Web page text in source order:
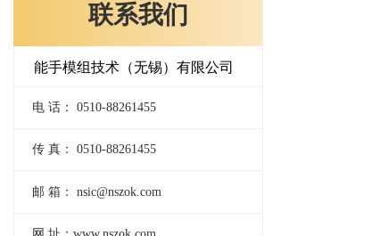
联系我们
能手模组技术（无锡）有限公司
电 话： 0510-88261455
传 真： 0510-88261455
邮 箱： nsic@nszok.com